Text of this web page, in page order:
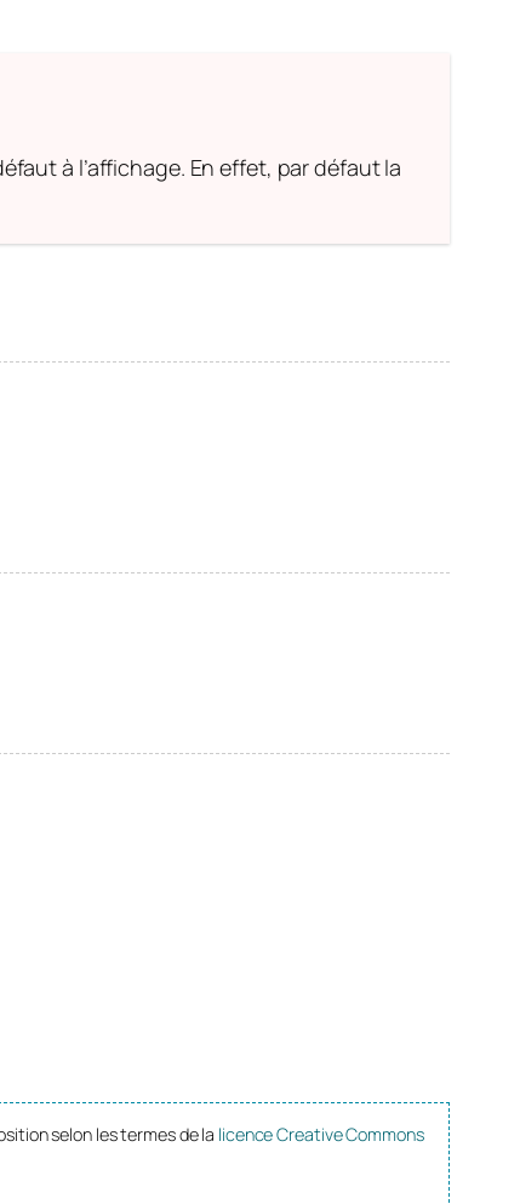
à l’affichage. En effet, par défaut la
selon les termes de la licence Creative Commons